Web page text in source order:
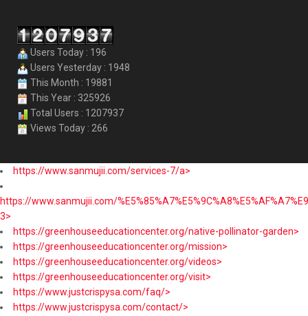
Users Today : 196
Users Yesterday : 1948
This Month : 19881
This Year : 325926
Total Users : 1207937
Views Today : 266
https://www.sanmujii.com/services-7/a>
https://www.sanmujii.com/
3>
https://greenhouseeducationcenter.org/native-pollinator-garden>
https://greenhouseeducationcenter.org/mission>
https://greenhouseeducationcenter.org/videos>
https://greenhouseeducationcenter.org/visit>
https://www.justcrispysa.com/faq/>
https://www.justcrispysa.com/contact/>